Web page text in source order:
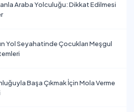
Araba Yolculuğu: Dikkat Edilmesi
Yol Seyahatinde Çocukları Meşgul
Başa Çıkmak İçin Mola Verme